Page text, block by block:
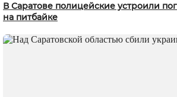
В Саратове полицейские устроили
на питбайке